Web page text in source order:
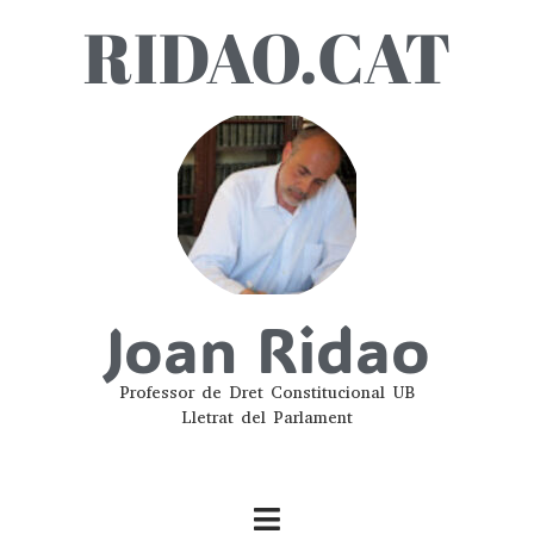
RIDAO.CAT
Joan Ridao
Professor de Dret Constitucional UB
Lletrat del Parlament